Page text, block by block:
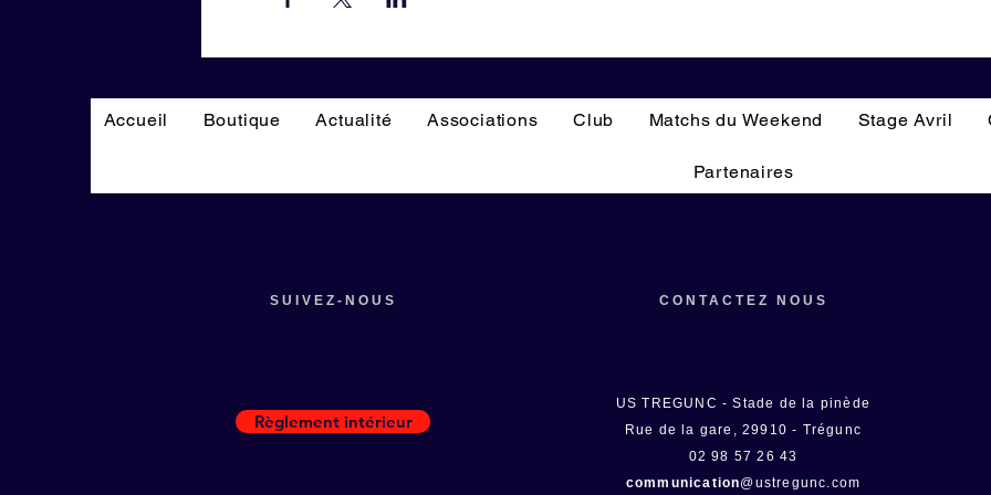
Accueil Boutique Actualité Associations Club Matchs du Weekend Stage Avril
Partenaires
SUIVEZ-NOUS
Règlement intérieur
CONTACTEZ NOUS
US TREGUNC - Stade de la pinède
Rue de la gare, 29910 - Trégunc
02 98 57 26 43
communication@ustregunc.com